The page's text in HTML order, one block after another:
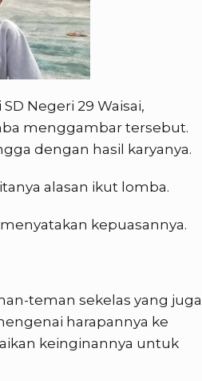
Negeri 29 Waisai,
menggambar tersebut.
dengan hasil karyanya.
alasan ikut lomba.
kepuasannya.
teman sekelas yang juga
harapannya ke
keinginannya untuk